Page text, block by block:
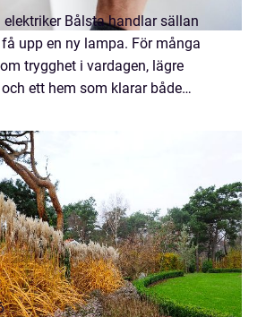
elektriker Bålsta handlar sällan
upp en ny lampa. För många
trygghet i vardagen, lägre
ett hem som klarar både
elförbrukning och hårda...